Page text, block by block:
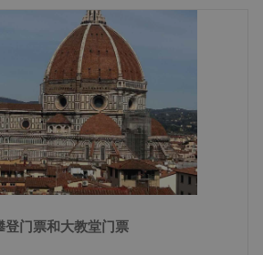
艺复兴时期最著名的雕塑之一。这座
目睹更是令人惊叹。
门票，您将有机会探索其他伟大意大
贾姆波洛尼著名雕塑《劫持萨宾妇
廊的永恒之美和历史意义。计划您的
门票，体验米开朗基罗和其他文艺复
门票和大教堂门票